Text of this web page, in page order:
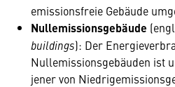
emissionsfreie Gebäude
Nullemissionsgebäude
buildings): Der
Nullemissionsgebäuden ist
jener von